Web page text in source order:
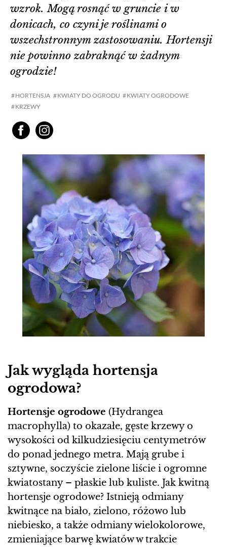
HORTENSJA KWIATY DO OGRODU
KWIATY OGRODOWE
KRZEWY
wzrok. Mogą rosnąć w gruncie i w
donicach, co czyni je roślinami o
wszechstronnym zastosowaniu. Hortensji
nie powinno zabraknąć w żadnym
ogrodzie!
Jak wygląda hortensja
ogrodowa?
Hortensje ogrodowe (Hydrangea
macrophylla) to okazałe, gęste krzewy o
wysokości od kilkudziesięciu centymetrów
do ponad jednego metra. Mają grube i
sztywne, soczyście zielone liście i ogromne
kwiatostany – płaskie lub kuliste. Jak kwitną
hortensje ogrodowe? Istnieją odmiany
kwitnące na biało, zielono, różowo lub
niebiesko, a także odmiany wielokolorowe,
zmieniające barwę kwiatów w trakcie